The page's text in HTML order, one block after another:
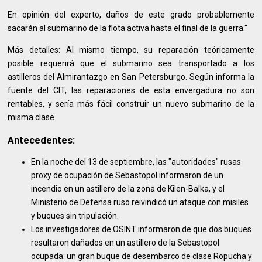
En opinión del experto, daños de este grado probablemente
sacarán al submarino de la flota activa hasta el final de la guerra."
Más detalles: Al mismo tiempo, su reparación teóricamente
posible requerirá que el submarino sea transportado a los
astilleros del Almirantazgo en San Petersburgo. Según informa la
fuente del CIT, las reparaciones de esta envergadura no son
rentables, y sería más fácil construir un nuevo submarino de la
misma clase.
Antecedentes:
En la noche del 13 de septiembre, las "autoridades" rusas
proxy de ocupación de Sebastopol informaron de un
incendio en un astillero de la zona de Kilen-Balka, y el
Ministerio de Defensa ruso reivindicó un ataque con misiles
y buques sin tripulación.
Los investigadores de OSINT informaron de que dos buques
resultaron dañados en un astillero de la Sebastopol
ocupada: un gran buque de desembarco de clase Ropucha y